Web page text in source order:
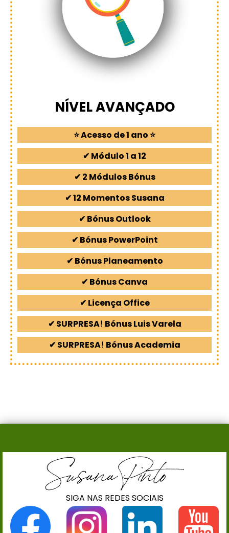
NÍVEL AVANÇADO
⭐ Acesso de 1 ano ⭐
✔ Módulo 1 a 12
✔ 2 Módulos Bónus
✔ 12 Momentos Susana
✔ Bónus Outlook
✔ Bónus PowerPoint
✔ Bónus Planeamento
✔ Bónus Canva
✔ Licença Office
✔ SURPRESA! Bónus Luis Varela
✔ SURPRESA! Bónus Academia
SIGA NAS REDES SOCIAIS